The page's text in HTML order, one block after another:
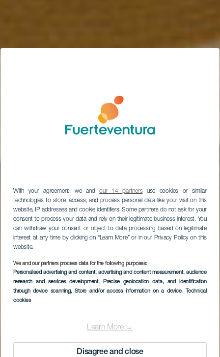
With your agreement, we andour 14 partnersuse cookies or similar
technologies to store, access, and process personal data like your visit on this
website, IP addresses and cookie identifiers. Some partners do not ask for your
consent to process your data and rely on their legitimate business interest. You
can withdraw your consent or object to data processing based on legitimate
interest at any time by clicking on “Learn More” or in our Privacy Policy on this
website.
We and our partners process data for the following purposes:
Personalised advertising and content, advertising and content measurement, audience
research and services development, Precise geolocation data, and identification
through device scanning, Store and/or access information on a device, Technical
cookies
Learn More →
Disagree and close